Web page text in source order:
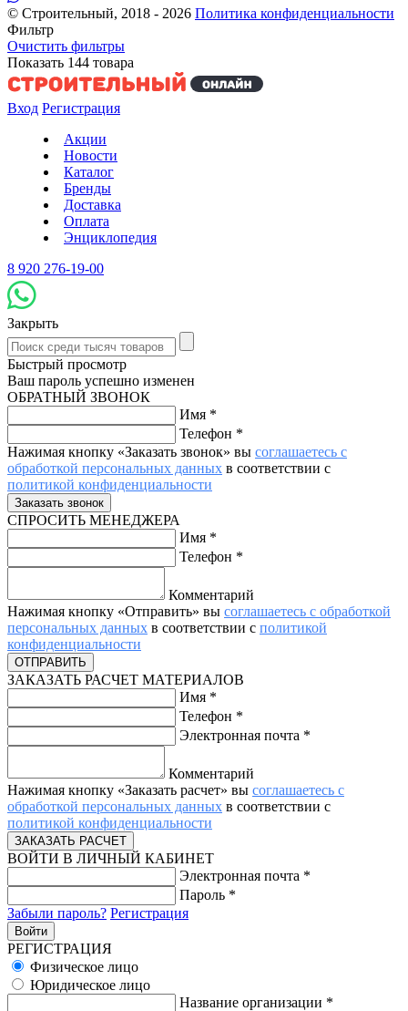
© Строительный, 2018 - 2026 Политика конфиденциальности
Фильтр
Очистить фильтры
Показать 144 товара
Вход Регистрация
Акции
Новости
Каталог
Бренды
Доставка
Оплата
Энциклопедия
8 920 276-19-00
Закрыть
Быстрый просмотр
Ваш пароль успешно изменен
ОБРАТНЫЙ ЗВОНОК
Имя *
Телефон *
Нажимая кнопку «Заказать звонок» вы соглашаетесь с
обработкой персональных данных в соответствии с
политикой конфиденциальности
СПРОСИТЬ МЕНЕДЖЕРА
Имя *
Телефон *
Комментарий
Нажимая кнопку «Отправить» вы соглашаетесь с обработкой
персональных данных в соответствии с политикой
конфиденциальности
ЗАКАЗАТЬ РАСЧЕТ МАТЕРИАЛОВ
Имя *
Телефон *
Электронная почта *
Комментарий
Нажимая кнопку «Заказать расчет» вы соглашаетесь с
обработкой персональных данных в соответствии с
политикой конфиденциальности
ВОЙТИ В ЛИЧНЫЙ КАБИНЕТ
Электронная почта *
Пароль *
Забыли пароль? Регистрация
РЕГИСТРАЦИЯ
Физическое лицо
Юридическое лицо
Название организации *